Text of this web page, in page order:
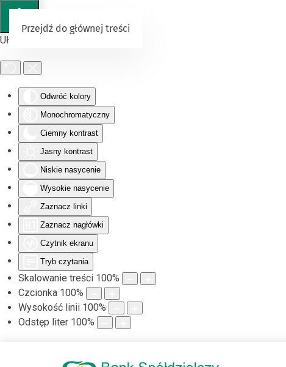
Ułatwienia dostępu
Odwróć kolory
Monochromatyczny
Ciemny kontrast
Jasny kontrast
Niskie nasycenie
Wysokie nasycenie
Zaznacz linki
Zaznacz nagłówki
Czytnik ekranu
Tryb czytania
Skalowanie treści 100%
Czcionka 100%
Wysokość linii 100%
Odstęp liter 100%
Przejdź do głównej treści